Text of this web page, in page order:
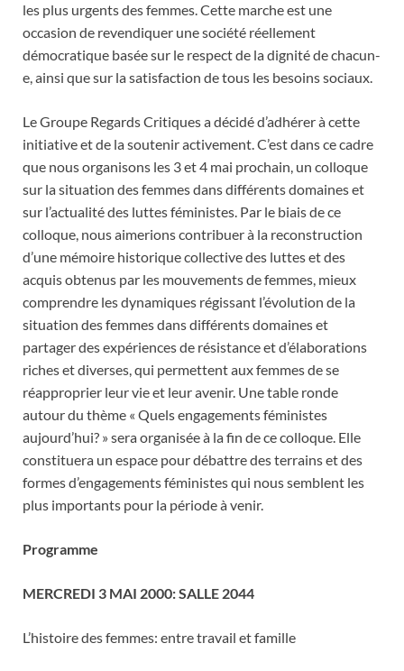
les plus urgents des femmes. Cette marche est une
occasion de revendiquer une société réellement
démocratique basée sur le respect de la dignité de chacun-
e, ainsi que sur la satisfaction de tous les besoins sociaux.
Le Groupe Regards Critiques a décidé d’adhérer à cette
initiative et de la soutenir activement. C’est dans ce cadre
que nous organisons les 3 et 4 mai prochain, un colloque
sur la situation des femmes dans différents domaines et
sur l’actualité des luttes féministes. Par le biais de ce
colloque, nous aimerions contribuer à la reconstruction
d’une mémoire historique collective des luttes et des
acquis obtenus par les mouvements de femmes, mieux
comprendre les dynamiques régissant l’évolution de la
situation des femmes dans différents domaines et
partager des expériences de résistance et d’élaborations
riches et diverses, qui permettent aux femmes de se
réapproprier leur vie et leur avenir. Une table ronde
autour du thème « Quels engagements féministes
aujourd’hui? » sera organisée à la fin de ce colloque. Elle
constituera un espace pour débattre des terrains et des
formes d’engagements féministes qui nous semblent les
plus importants pour la période à venir.
Programme
MERCREDI 3 MAI 2000: SALLE 2044
L’histoire des femmes: entre travail et famille